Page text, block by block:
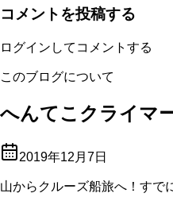
コメントを投稿する
ログインしてコメントする
このブログについて
へんてこクライマ
2019年12月7日
山からクルーズ船旅へ！すで